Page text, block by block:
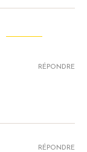
RÉPONDRE
RÉPONDRE